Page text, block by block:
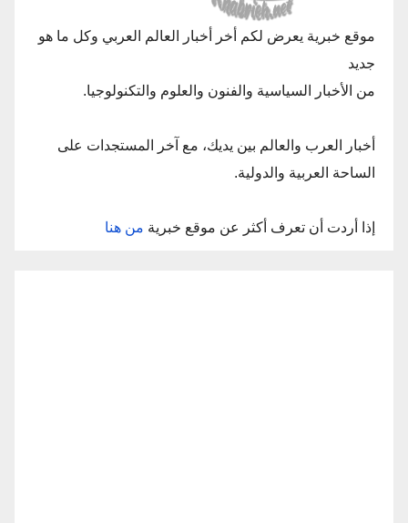
موقع خبرية يعرض لكم أخر أخبار العالم العربي وكل ما هو
جديد
من الأخبار السياسية والفنون والعلوم والتكنولوجيا.
أخبار العرب والعالم بين يديك، مع آخر المستجدات على
الساحة العربية والدولية.
إذا أردت أن تعرف أكثر عن موقع خبرية من هنا